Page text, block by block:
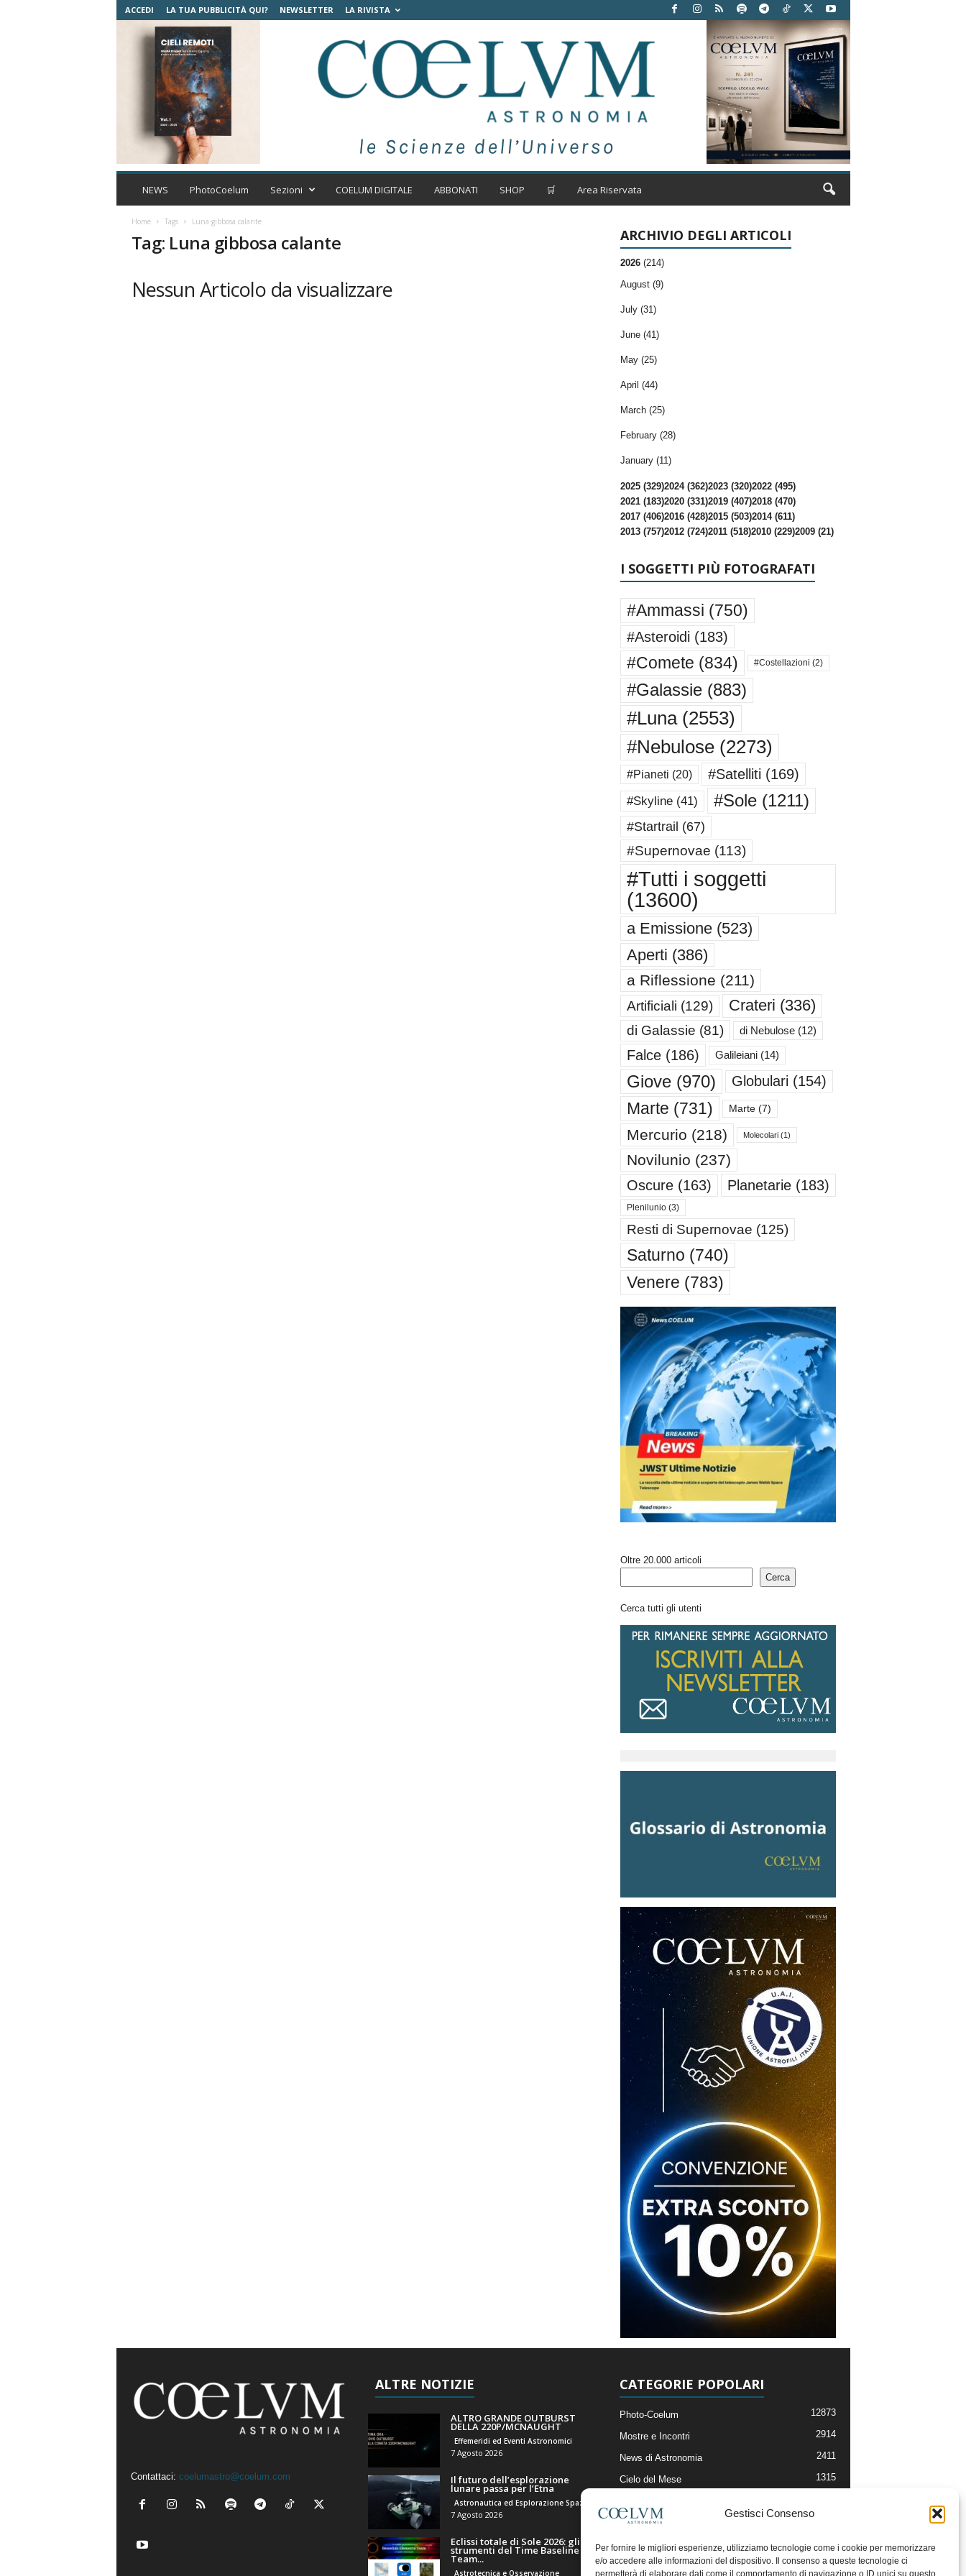
Gestisci Consenso
Per fornire le migliori esperienze, utilizziamo tecnologie come i cookie per memorizzare
e/o accedere alle informazioni del dispositivo. Il consenso a queste tecnologie ci
permetterà di elaborare dati come il comportamento di navigazione o ID unici su questo
ACCEDI LA TUA PUBBLICITÀ QUI? NEWSLETTER LA RIVISTA
C
m
t
NEWS PhotoCoelum Sezioni COELUM DIGITALE ABBONATI SHOP 🛒 Area Riservata
Home Tags Luna gibbosa calante
Tag: Luna gibbosa calante
Nessun Articolo da visualizzare
ARCHIVIO DEGLI ARTICOLI
2026 (214)
August (9)
July (31)
June (41)
May (25)
April (44)
March (25)
February (28)
January (11)
2025 (329)2024 (362)2023 (320)2022 (495)
2021 (183)2020 (331)2019 (407)2018 (470)
2017 (406)2016 (428)2015 (503)2014 (611)
2013 (757)2012 (724)2011 (518)2010 (229)2009 (21)
I SOGGETTI PIÙ FOTOGRAFATI
#Ammassi (750)
#Asteroidi (183)
#Comete (834) #Costellazioni (2)
#Galassie(883)
#Luna(2553)
#Nebulose(2273)
#Pianeti (20) #Satelliti (169)
#Skyline(41) #Sole(1211)
#Startrail (67)
#Supernovae (113)
#Tutti i soggetti
(13600)
a Emissione(523)
Aperti (386)
a Riflessione (211)
Artificiali (129) Crateri (336)
di Galassie (81) di Nebulose(12)
Falce(186) Galileiani(14)
Giove(970) Globulari (154)
Marte (731) Marte(7)
Mercurio (218) Molecolari(1)
Novilunio (237)
Oscure(163) Planetarie(183)
Plenilunio(3)
Resti di Supernovae (125)
Saturno (740)
Venere (783)
Oltre 20.000 articoli
Cerca
Cerca tutti gli utenti
Contattaci: coelumastro@coelum.com
ALTRE NOTIZIE
ALTRO GRANDE OUTBURST
DELLA 220P/MCNAUGHT
Effemeridi ed Eventi Astronomici
7 Agosto 2026
Il futuro dell’esplorazione
lunare passa per l’Etna
7 Agosto 2026
Eclissi totale di Sole 2026: gli
strumenti del Time Baseline
Team...
Astrotecnica e Osservazione
CATEGORIE POPOLARI
Photo-Coelum 12873
Mostre e Incontri 2914
News di Astronomia 2411
Cielo del Mese 1315
Articoli e Risorse On-Line
Il Blog della Redazione